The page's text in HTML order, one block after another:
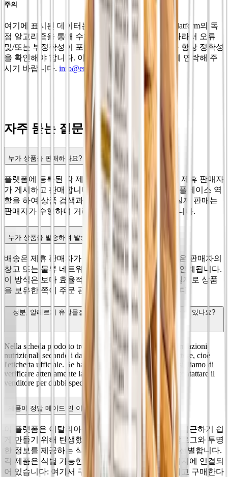
주의
여기에 표시된 데이터는 특정 사항에 한정되며, platform의 독
점 알고리즘을 통해 수행된 분석의 결과입니다. 따라서 오류
및/또는 부정확성이 포함될 수 있으므로 사용자는 항상 정확성
을 확인해야 합니다. 이상이 발견될 경우 저희에게 연락해 주
시기 바랍니다. info@emporion.it
자주 묻는 질문
누가 상품을 판매하나요?
플랫폼에 등록된 각 제품은 상품 페이지에 명시된 제휴 판매자
가 게시하고 판매합니다. 플랫폼은 메타서치/마켓플레이스 역
할을 하여 상품 검색과 결제를 용이하게 하지만, 실제 판매는
판매자가 수행하며 거래의 책임자는 판매자가 됩니다.
누가 상품을 발송하며 발송지는 어디인가요?
배송은 제휴 판매자가 직접 처리합니다. 배송물품은 판매자의
창고 또는 물류 네트워크에서 출발하여 택배사에 인계됩니다.
이 방식은 보다 효율적인 배송을 가능하게 하며, 실제로 상품
을 보유한 쪽이 주문 관리를 책임지도록 보장합니다.
성분, 알레르기 유발물질 및 영양 성분은 어디에서 확인할 수 있나요?
Nella scheda prodotto trovi ingredienti, allergeni e informazioni
nutrizionali secondo i dati forniti dal venditore o produttore, cioè
l'etichetta ufficiale. Se hai allergie o intolleranze, ti consigliamo di
verificare attentamente la scheda prima dell'acquisto e contattare il
venditore per dubbi specifici.
제품이 정말 메이드 인 이탈리아이며 정품인가요?
이 플랫폼은 이탈리아산 식품의 가치를 높이고 더 접근하기 쉽
게 만들기 위해 탄생했습니다. 우리는 일관된 카탈로그와 투명
한 정보를 제공하는 식품 전자상거래 판매자들을 선별합니다.
각 제품은 식별 가능한 판매자와 상세한 정보 페이지에 연결되
어 있습니다: 여기서 구매한다는 것은 신뢰를 가지고 구매한다